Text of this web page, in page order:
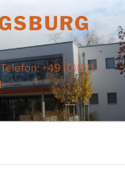
+49 (0)821-